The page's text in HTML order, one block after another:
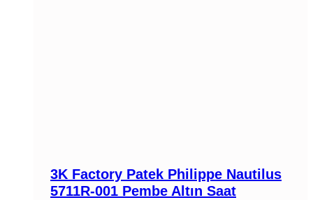
3K Factory Patek Philippe Nautilus
5711R-001 Pembe Altın Saat